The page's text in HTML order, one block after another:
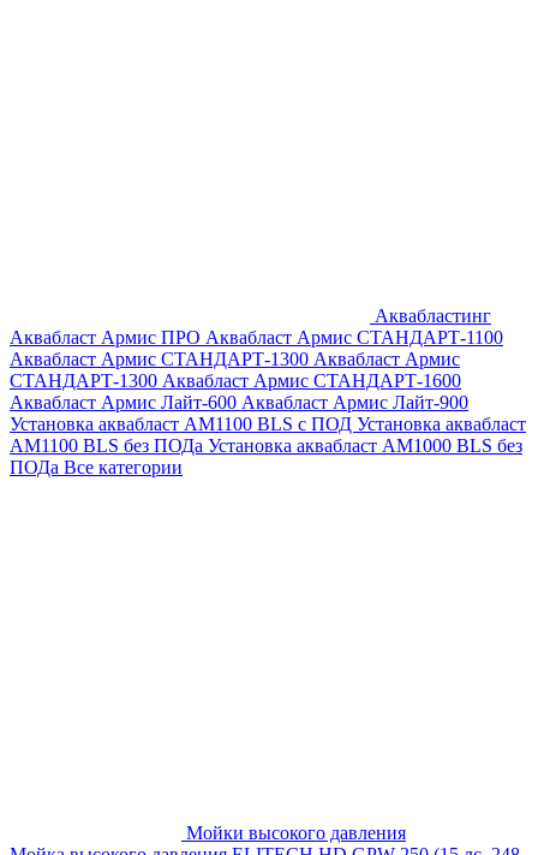
Аквабластинг
Аквабласт Армис ПРО Аквабласт Армис СТАНДАРТ-1100
Аквабласт Армис СТАНДАРТ-1300 Аквабласт Армис
СТАНДАРТ-1300 Аквабласт Армис СТАНДАРТ-1600
Аквабласт Армис Лайт-600 Аквабласт Армис Лайт-900
Установка аквабласт AM1100 BLS с ПОД Установка аквабласт
AM1100 BLS без ПОДа Установка аквабласт AM1000 BLS без
ПОДа Все категории
Мойки высокого давления